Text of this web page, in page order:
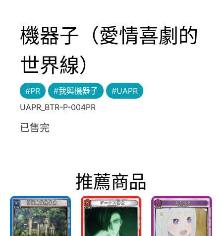
機器子（愛情喜劇的
世界線）
#PR #我與機器子
#UAPR
UAPR_BTR-P-004PR
已售完
推薦商品